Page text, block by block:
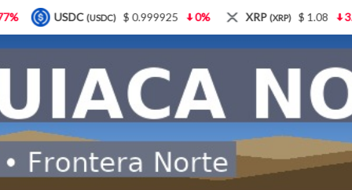
Natación inclusiva en La Quiaca: Celia Zenteno destacó el
La Quiaca defendió la soberanía nacional: el municipio
Álvarez recibió el Premio San Salvador: La Quiaca celebra
0% XRP (XRP) $ 1.08 3.87% Solana (SOL) $